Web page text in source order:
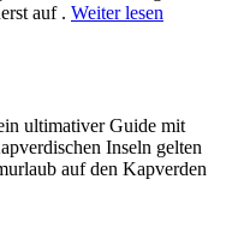
auf . Weiter lesen
ultimativer Guide mit
Inseln gelten
auf den Kapverden